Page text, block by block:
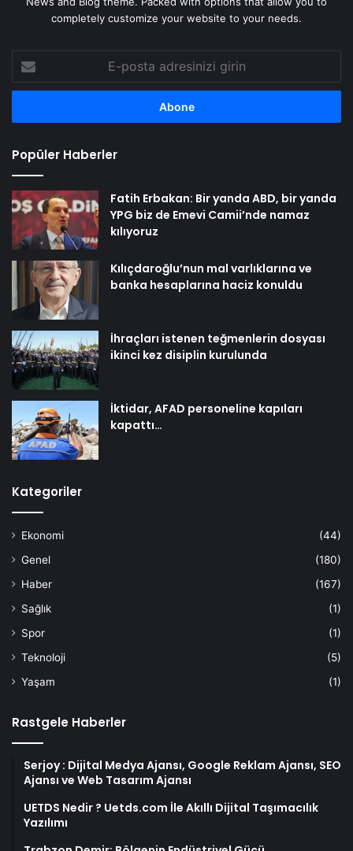
completely customize your website to your needs.
posta
adresinizi
Popüler Haberler
Fatih Erbakan: Bir yanda ABD, bir yanda
YPG biz de Emevi Camii’nde namaz
kılıyoruz
Kılıçdaroğlu’nun mal varlıklarına ve
banka hesaplarına haciz konuldu
İhraçları istenen teğmenlerin dosyası
ikinci kez disiplin kurulunda
İktidar, AFAD personeline kapıları
kapattı…
Kategoriler
Ekonomi
(44)
Genel
(180)
Haber
(167)
Sağlık
(1)
Spor
(1)
Teknoloji
(5)
Yaşam
(1)
Rastgele Haberler
Serjoy : Dijital Medya Ajansı, Google Reklam Ajansı, SEO
Ajansı ve Web Tasarım Ajansı
UETDS Nedir ? Uetds.com İle Akıllı Dijital Taşımacılık
Yazılımı